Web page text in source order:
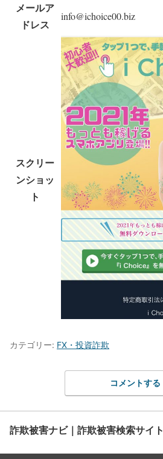
メールア
ドレス
info@ichoice00.biz
スクリー
ンショッ
ト
カテゴリー: FX・投資詐欺
コメントする
詐欺被害ナビ｜詐欺被害検索サイト